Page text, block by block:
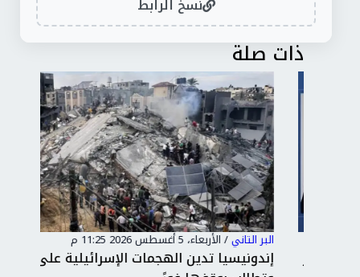
نسخ الرابط
ذات صلة
البر التاني / الأربعاء، 5 أغسطس 2026 11:25 م
إندونيسيا تدين الهجمات الإسرائيلية على غزة